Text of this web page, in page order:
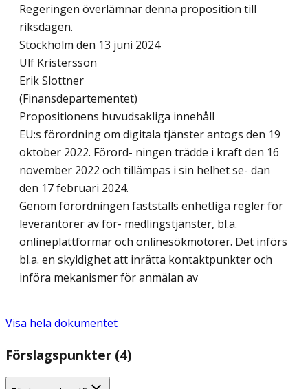
Regeringen överlämnar denna proposition till
riksdagen.
Stockholm den 13 juni 2024
Ulf Kristersson
Erik Slottner
(Finansdepartementet)
Propositionens huvudsakliga innehåll
EU:s förordning om digitala tjänster antogs den 19
oktober 2022. Förord- ningen trädde i kraft den 16
november 2022 och tillämpas i sin helhet se- dan
den 17 februari 2024.
Genom förordningen fastställs enhetliga regler för
leverantörer av för- medlingstjänster, bl.a.
onlineplattformar och onlinesökmotorer. Det införs
bl.a. en skyldighet att inrätta kontaktpunkter och
införa mekanismer för anmälan av
Visa hela dokumentet
Förslagspunkter (4)